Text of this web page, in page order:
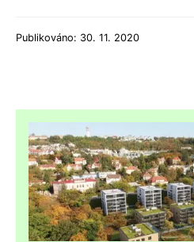
Publikováno: 30. 11. 2020